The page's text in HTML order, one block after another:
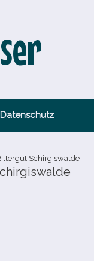
Datenschutz
Schirgiswalde